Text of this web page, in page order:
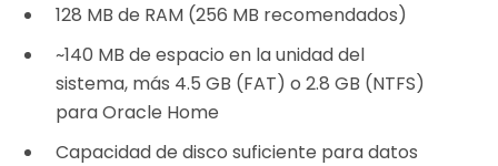
128 MB de RAM (256 MB recomendados)
~140 MB de espacio en la unidad del
sistema, más 4.5 GB (FAT) o 2.8 GB (NTFS)
para Oracle Home
Capacidad de disco suficiente para datos